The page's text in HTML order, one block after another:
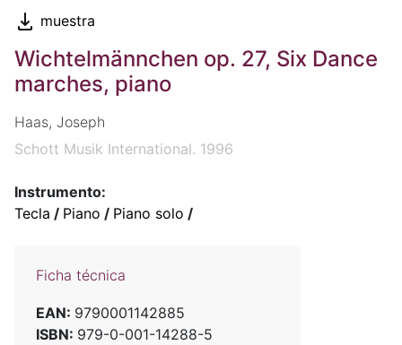
muestra
Wichtelmännchen op. 27, Six Dance
marches, piano
Haas, Joseph
Schott Musik International. 1996
Instrumento:
Tecla / Piano / Piano solo /
Ficha técnica
EAN: 9790001142885
ISBN: 979-0-001-14288-5